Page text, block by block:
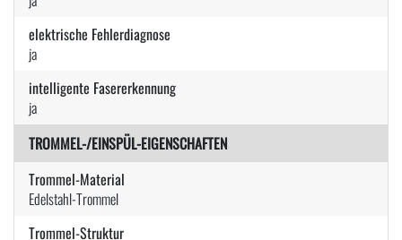
elektrische Fehlerdiagnose
ja
intelligente Fasererkennung
ja
TROMMEL-/EINSPÜL-EIGENSCHAFTEN
Trommel-Material
Edelstahl-Trommel
Trommel-Struktur